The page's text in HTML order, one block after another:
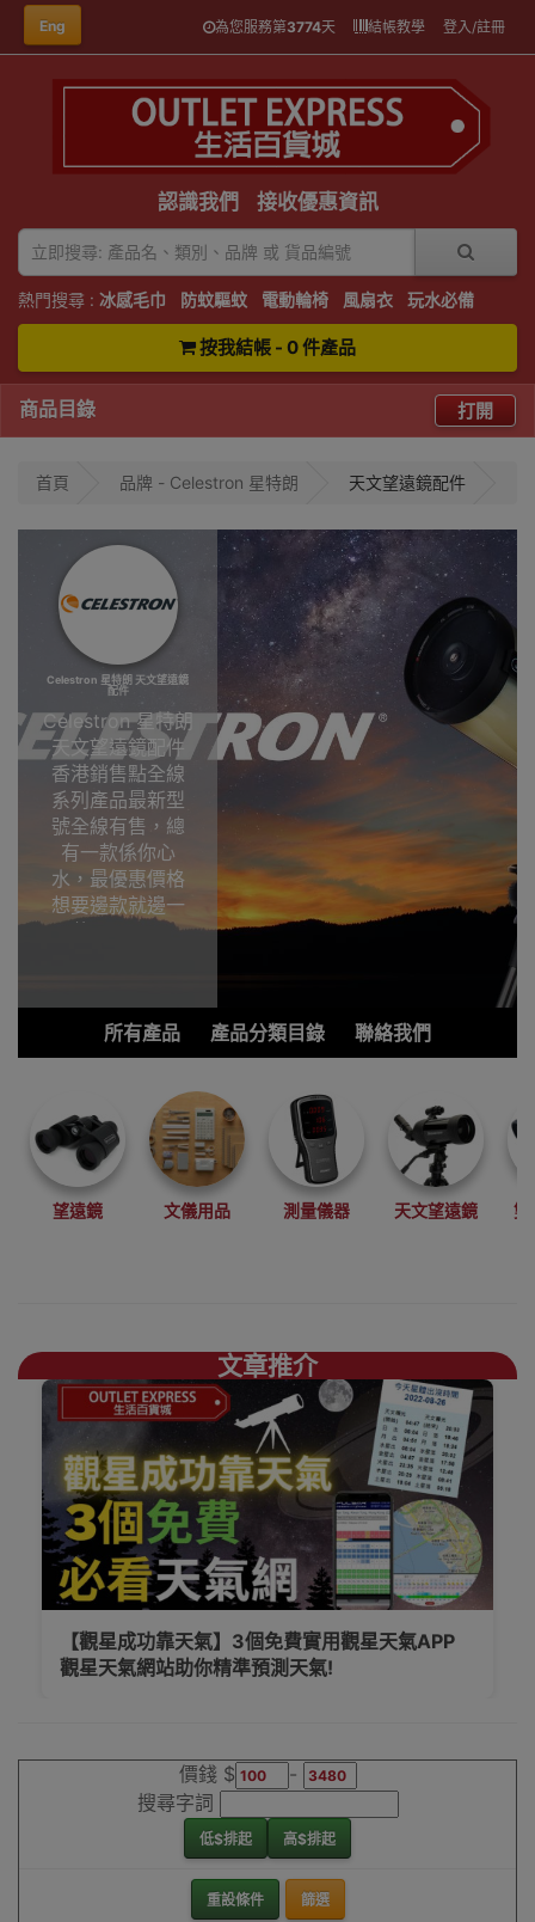
Eng 為您服務第3774天 結帳教學 登入/註冊
認識我們 接收優惠資訊
熱門搜尋 : 冰感毛巾 防蚊驅蚊 電動輪椅 風扇衣 玩水必備
按我結帳 - 0 件產品
商品目錄 打開
首頁 品牌 - Celestron 星特朗 天文望遠鏡配件
Celestron 星特朗 天文望遠鏡
配件
Celestron 星特朗
天文望遠鏡配件
香港銷售點全線
系列產品最新型
號全線有售，總
有一款係你心
水，最優惠價格
想要邊款就邊一
款，Outlet
購!Celestron 星
特朗天文望遠鏡
配件香港銷售點
所有產品 產品分類目錄 聯絡我們
望遠鏡 文儀用品 測量儀器 天文望遠鏡 雙
文章推介
【觀星成功靠天氣】3個免費實用觀星天氣APP
觀星天氣網站助你精準預測天氣!
價錢 $
-
搜尋字詞
低$排起 高$排起
重設條件 篩選